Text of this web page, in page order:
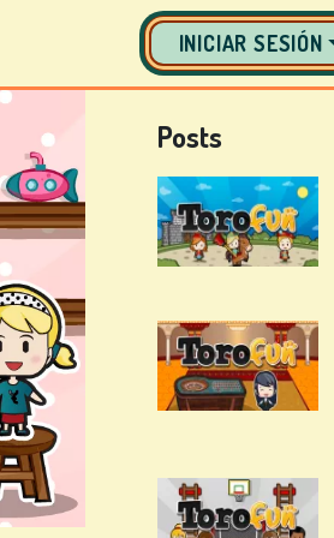
INICIAR SESIÓN
Posts